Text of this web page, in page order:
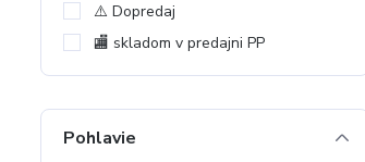
⚠️ Dopredaj
🏬 skladom v predajni PP
Pohlavie